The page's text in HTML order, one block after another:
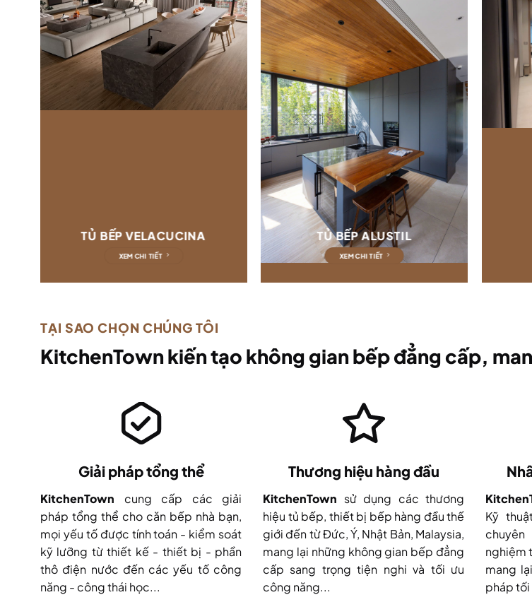
TỦ BẾP VELACUCINA
XEM CHI TIẾT
TỦ BẾP ALUSTIL
XEM CHI TIẾT
TẠI SAO CHỌN CHÚNG TÔI
KitchenTown kiến tạo không gian bếp đẳng cấp,
Giải pháp tổng thể
KitchenTown cung cấp các giải
pháp tổng thể cho căn bếp nhà bạn,
mọi yếu tố được tính toán - kiểm soát
kỹ lưỡng từ thiết kế - thiết bị - phần
thô điện nước đến các yếu tố công
năng - công thái học...
Thương hiệu hàng đầu
KitchenTown sử dụng các thương
hiệu tủ bếp, thiết bị bếp hàng đầu thế
giới đến từ Đức, Ý, Nhật Bản, Malaysia,
mang lại những không gian bếp đẳng
cấp sang trọng tiện nghi và tối ưu
công năng...
Kỹ
nghiệm
mang
pháp tối